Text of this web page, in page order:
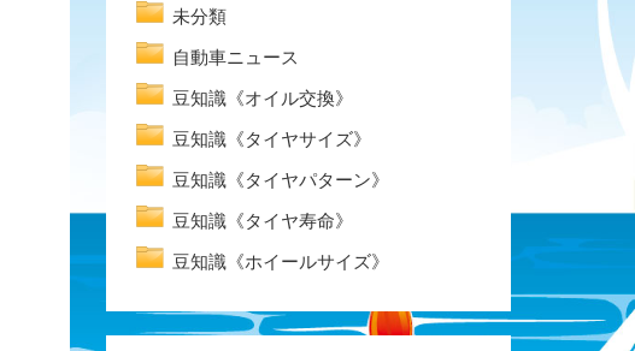
未分類
自動車ニュース
豆知識《オイル交換》
豆知識《タイヤサイズ》
豆知識《タイヤパターン》
豆知識《タイヤ寿命》
豆知識《ホイールサイズ》